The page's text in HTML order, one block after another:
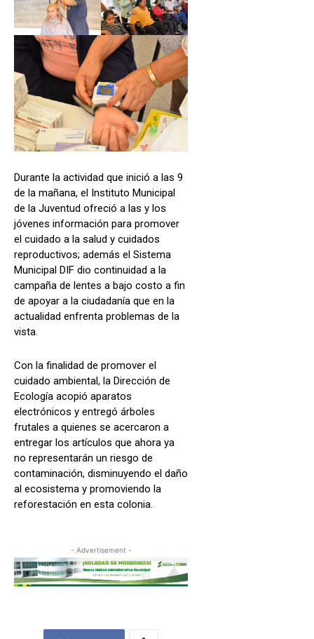
Durante la actividad que inició a las 9
de la mañana, el Instituto Municipal
de la Juventud ofreció a las y los
jóvenes información para promover
el cuidado a la salud y cuidados
reproductivos; además el Sistema
Municipal DIF dio continuidad a la
campaña de lentes a bajo costo a fin
de apoyar a la ciudadanía que en la
actualidad enfrenta problemas de la
vista.
Con la finalidad de promover el
cuidado ambiental, la Dirección de
Ecología acopió aparatos
electrónicos y entregó árboles
frutales a quienes se acercaron a
entregar los artículos que ahora ya
no representarán un riesgo de
contaminación, disminuyendo el daño
al ecosistema y promoviendo la
reforestación en esta colonia.
- Advertisement -